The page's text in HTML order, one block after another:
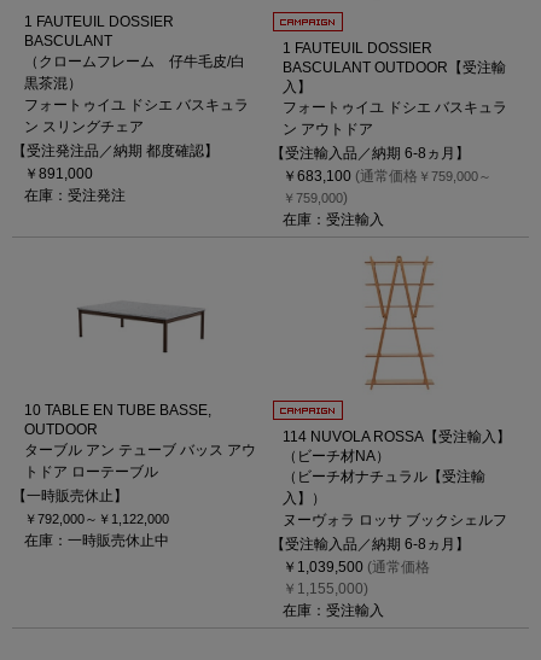
1 FAUTEUIL DOSSIER
BASCULANT
（クロームフレーム 仔牛毛皮/白
黒茶混）
フォートゥイユ ドシエ バスキュラ
ン スリングチェア
【受注発注品／納期 都度確認】
￥891,000
在庫：受注発注
1 FAUTEUIL DOSSIER
BASCULANT OUTDOOR【受注輸
入】
フォートゥイユ ドシエ バスキュラ
ン アウトドア
【受注輸入品／納期 6-8ヵ月】
￥683,100 (通常価格 ￥759,000～
￥759,000)
在庫：受注輸入
10 TABLE EN TUBE BASSE,
OUTDOOR
ターブル アン テューブ バッス アウ
トドア ローテーブル
【一時販売休止】
￥792,000～ ￥1,122,000
在庫：一時販売休止中
114 NUVOLA ROSSA【受注輸入】
（ビーチ材NA）
（ビーチ材ナチュラル【受注輸
入】）
ヌーヴォラ ロッサ ブックシェルフ
【受注輸入品／納期 6-8ヵ月】
￥1,039,500 (通常価格
￥1,155,000)
在庫：受注輸入